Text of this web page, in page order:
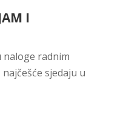
I
radnim
sjedaju u